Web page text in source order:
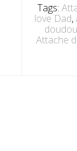
Tags:
love Dad,
Attache